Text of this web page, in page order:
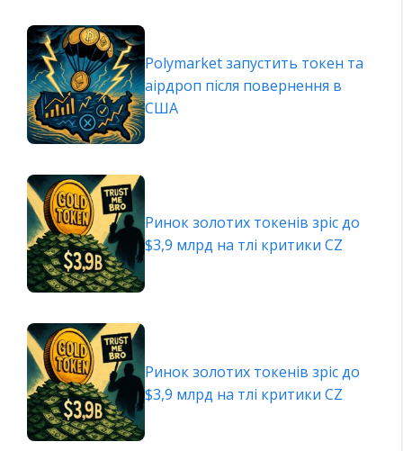
Polymarket запустить токен та
аірдроп після повернення в
США
Ринок золотих токенів зріс до
$3,9 млрд на тлі критики CZ
Ринок золотих токенів зріс до
$3,9 млрд на тлі критики CZ